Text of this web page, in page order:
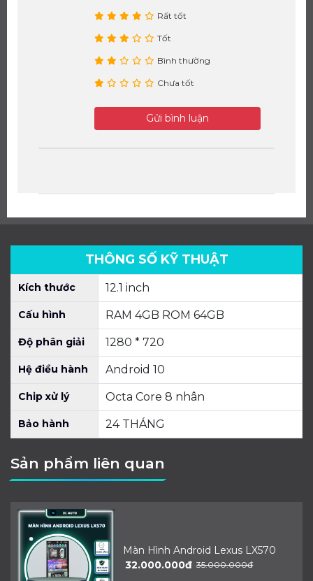
Rất tốt
Tốt
Bình thường
Chưa tốt
Gửi bình luận
THÔNG SỐ KỸ THUẬT
Kích thước 12.1 inch
Cấu hình RAM 4GB ROM 64GB
Độ phân giải 1280 * 720
Hệ điều hành Android 10
Chip xử lý Octa Core 8 nhân
Bảo hành 24 THÁNG
Sản phẩm liên quan
Màn Hình Android Lexus LX570
32.000.000đ 35.000.000đ